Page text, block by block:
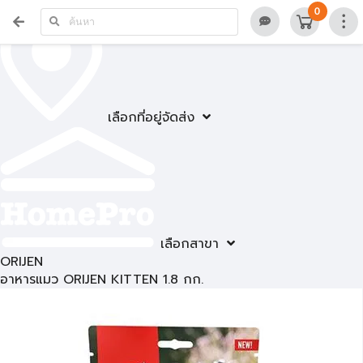
เลือกที่อยู่จัดส่ง
เลือกสาขา
0
ORIJEN
อาหารแมว ORIJEN KITTEN 1.8 กก.